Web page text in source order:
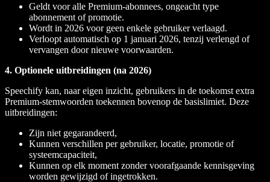
Geldt voor alle Premium-abonnees, ongeacht type
abonnement of promotie.
Wordt in 2026 voor geen enkele gebruiker verlaagd.
Verloopt automatisch op 1 januari 2026, tenzij verlengd of
vervangen door nieuwe voorwaarden.
4. Optionele uitbreidingen (na 2026)
Speechify kan, naar eigen inzicht, gebruikers in de toekomst extra
Premium-stemwoorden toekennen bovenop de basislimiet. Deze
uitbreidingen:
Zijn niet gegarandeerd,
Kunnen verschillen per gebruiker, locatie, promotie of
systeemcapaciteit,
Kunnen op elk moment zonder voorafgaande kennisgeving
worden gewijzigd of ingetrokken.